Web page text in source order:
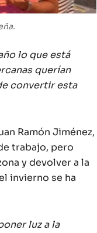
lo que está
querían
convertir esta
Ramón Jiménez,
trabajo, pero
y devolver a la
invierno se ha
luz a la